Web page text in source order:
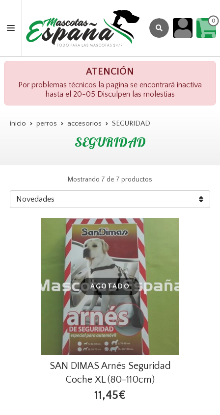
0
ATENCIÓN
Por problemas técnicos la pagina se encontrará inactiva
hasta el 20-05 Disculpen las molestias
inicio perros accesorios SEGURIDAD
SEGURIDAD
Mostrando 7 de 7 productos
AGOTADO
SAN DIMAS Arnés Seguridad
Coche XL (80-110cm)
11,45€